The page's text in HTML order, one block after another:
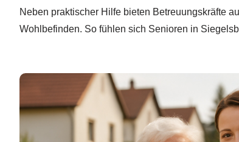
Neben praktischer Hilfe bieten Betreuungskräfte
Wohlbefinden. So fühlen sich Senioren in